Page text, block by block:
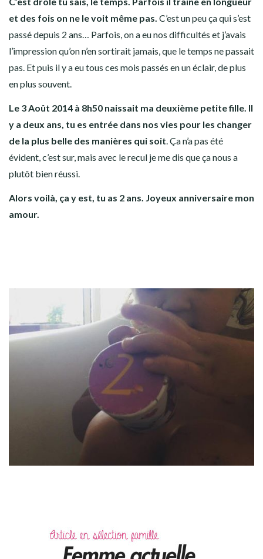
et des fois on ne le voit même pas. C’est un peu ça qui s’est
passé depuis 2 ans… Parfois, on a eu nos difficultés et j’avais
l’impression qu’on n’en sortirait jamais, que le temps ne passait
pas. Et puis il y a eu tous ces mois passés en un éclair, de plus
en plus souvent.
Le 3 Août 2014 à 8h50 naissait ma deuxième petite fille. Il
y a deux ans, tu es entrée dans nos vies pour les changer
de la plus belle des manières qui soit. Ça n’a pas été
évident, c’est sur, mais avec le recul je me dis que ça nous a
plutôt bien réussi.
Alors voilà, ça y est, tu as 2 ans. Joyeux anniversaire mon
amour.